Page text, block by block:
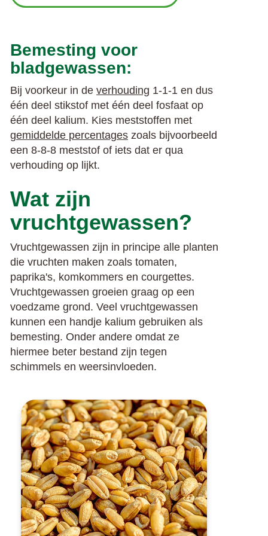
Bemesting voor
bladgewassen:
Bij voorkeur in de verhouding 1-1-1 en dus
één deel stikstof met één deel fosfaat op
één deel kalium. Kies meststoffen met
gemiddelde percentages zoals bijvoorbeeld
een 8-8-8 meststof of iets dat er qua
verhouding op lijkt.
Wat zijn
vruchtgewassen?
Vruchtgewassen zijn in principe alle planten
die vruchten maken zoals tomaten,
paprika's, komkommers en courgettes.
Vruchtgewassen groeien graag op een
voedzame grond. Veel vruchtgewassen
kunnen een handje kalium gebruiken als
bemesting. Onder andere omdat ze
hiermee beter bestand zijn tegen
schimmels en weersinvloeden.